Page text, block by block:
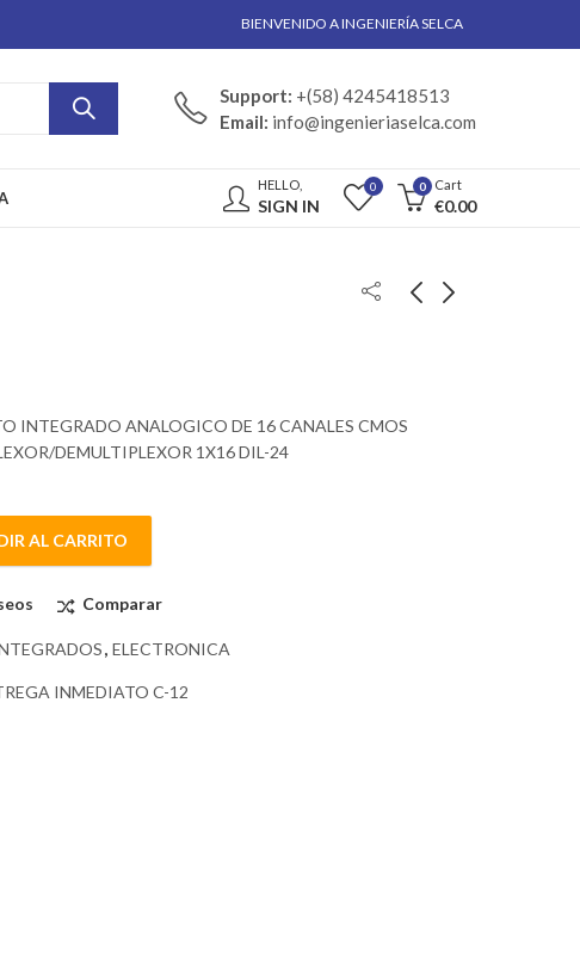
BIENVENIDO A INGENIERÍA SELCA
Support: +(58) 4245418513
Email: info@ingenieriaselca.com
HELLO,
SIGN IN
0 0 Cart
€0.00
INTEGRADO ANALOGICO DE 16 CANALES CMOS
DEMULTIPLEXOR 1X16 DIL-24
AL CARRITO
Comparar
, ELECTRONICA
INMEDIATO C-12